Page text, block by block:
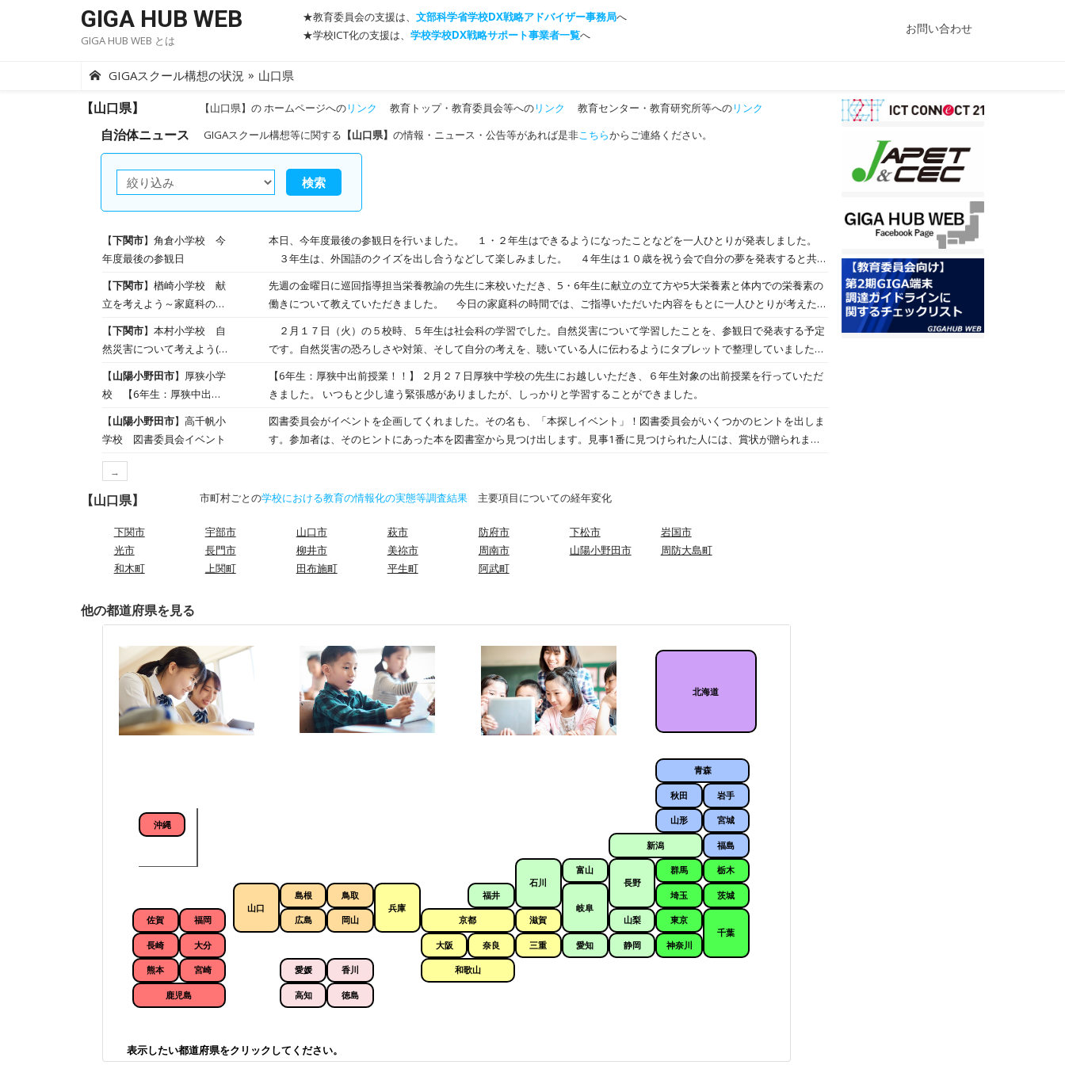
GIGA HUB WEB
GIGA HUB WEB とは
★教育委員会の支援は、 文部科学省学校DX戦略アドバイザー事務局へ
★学校ICT化の支援は、 学校学校DX戦略サポート事業者一覧へ お問い合わせ
GIGAスクール構想の状況 » 山口県
【山口県】 【山口県】の ホームページへのリンク 教育トップ・教育委員会等へのリンク 教育センター・教育研究所等へのリンク
自治体ニュース GIGAスクール構想等に関する 【山口県】 の情報・ニュース・公告等があれば是非こちらからご連絡ください。
検索
【下関市】角倉小学校 今
年度最後の参観日
本日、今年度最後の参観日を行いました。 １・２年生はできるようになったことなどを一人ひとりが発表しました。
３年生は、外国語のクイズを出し合うなどして楽しみました。 ４年生は１０歳を祝う会で自分の夢を発表すると共
分の夢を発表しました。 どの学年も一生懸命活動していたと思います。見応えたっぷりの授業でした。 ４月当初に
比べ、どの子も成長したなと感じる授業でした。 たくさんの保護者の方に来校していただき、子どもたちもうれしかっ
たと思います。ありがとうございました。
【下関市】楢崎小学校 献
立を考えよう～家庭科の学
習の様子～
先週の金曜日に巡回指導担当栄養教諭の先生に来校いただき、5・6年生に献立の立て方や5大栄養素と体内での栄養素の
働きについて教えていただきました。 今日の家庭科の時間では、ご指導いただいた内容をもとに一人ひとりが考えた献
【下関市】本村小学校 自
然災害について考えよう(5
年 社会科)
２月１７日（火）の５校時、５年生は社会科の学習でした。自然災害について学習したことを、参観日で発表する予定
です。自然災害の恐ろしさや対策、そして自分の考えを、聴いている人に伝わるようにタブレットで整理していました。
【山陽小野田市】厚狭小学
校 【6年生：厚狭中出前
授業！！】【6年生：厚狭
中出前授業！！】など
【6年生：厚狭中出前授業！！】 ２月２７日厚狭中学校の先生にお越しいただき、６年生対象の出前授業を行っていただ
きました。 いつもと少し違う緊張感がありましたが、しっかりと学習することができました。
【山陽小野田市】高千帆小
学校 図書委員会イベント
図書委員会がイベントを企画してくれました。その名も、「本探しイベント」！図書委員会がいくつかのヒントを出しま
す。参加者は、そのヒントにあった本を図書室から見つけ出します。見事1番に見つけられた人には、賞状が贈られま
年間30000冊の貸出冊数を目標に、本に親しむ活動を数多く行っています。今、27000冊です！学校でも声をかけていま
→
【山口県】 市町村ごとの学校における教育の情報化の実態等調査結果 主要項目についての経年変化
下関市 宇部市 山口市 萩市 防府市 下松市
岩国市
光市
長門市 柳井市 美祢市 周南市 山陽小野田市
周防大島町
和木町
上関町 田布施町 平生町 阿武町
他の都道府県を見る
北海道
青森
岩手
宮城
秋田
山形
福島
茨城
栃木
群馬
埼玉
千葉
東京
神奈川
新潟
富山
石川
福井
山梨
長野
岐阜
静岡
愛知
三重
滋賀
京都
大阪
兵庫
奈良
和歌山
鳥取
島根
岡山
広島
山口
徳島
香川
愛媛
高知
福岡
佐賀
長崎
熊本
大分
宮崎
鹿児島
沖縄
表示したい都道府県をクリックしてください。